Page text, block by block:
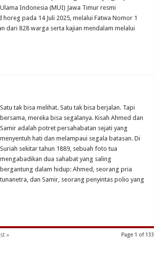
Indonesia (MUI) Jawa Timur resmi
pada 14 Juli 2025, melalui Fatwa Nomor 1
dari 828 warga serta kajian mendalam melalui
Satu tak bisa melihat. Satu tak bisa berjalan. Tapi
bersama, mereka bisa segalanya. Kisah Ahmed dan
Samir adalah potret persahabatan sejati yang
menyentuh hati dan melampaui segala batasan. Di
Suriah sekitar tahun 1889, sebuah foto tua
mengabadikan dua sahabat yang saling
bergantung dalam hidup: Ahmed, seorang pria
tunanetra, dan Samir, seorang penyintas polio yang
Page 1 of 133
»